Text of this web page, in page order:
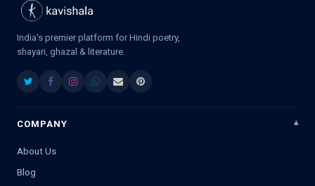
India's premier platform for Hindi poetry,
shayari, ghazal & literature.
COMPANY
About Us
Blog